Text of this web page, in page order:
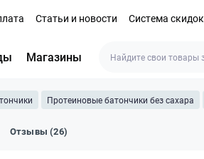
Статьи и новости Система скидок
Магазины
Протеиновые батончики без сахара
Отзывы (26)